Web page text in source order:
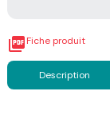
Fiche produit
Description